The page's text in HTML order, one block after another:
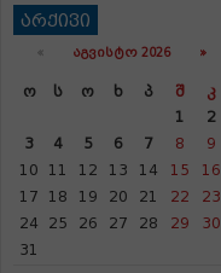
არქივი
« ᲐᲒᲕᲘᲡᲢᲝ 2026 »
Ო Ს Ო Ხ Პ Შ
Კ
1
2
3
4 5 6 7 8
9
10
11 12 13 14 15
16
17
18 19 20 21 22
23
24
25 26 27 28 29
30
31